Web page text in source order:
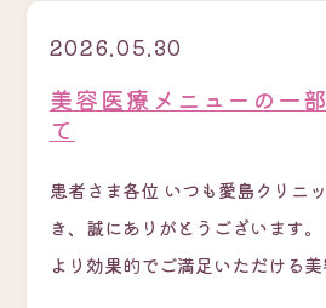
2026.05.30
美容医療メニューの一
て
患者さま各位 いつも愛島クリニ
き、誠にありがとうございます。
より効果的でご満足いただける